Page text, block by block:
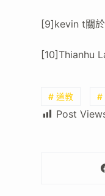
[9]kevin t關於
[10]Thianhu
# 道教 #
Post